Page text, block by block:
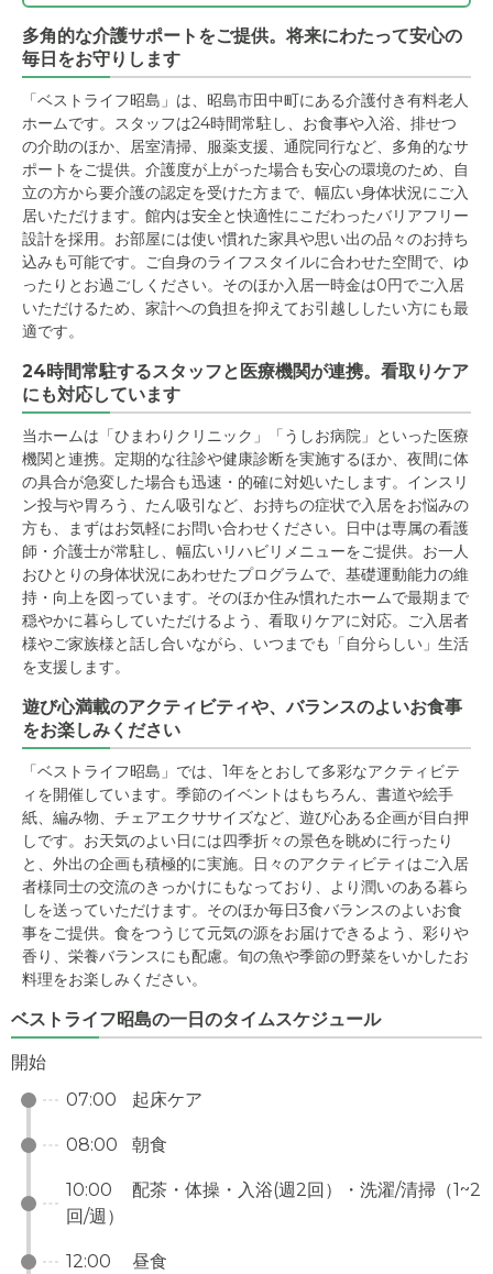
多角的な介護サポートをご提供。将来にわたって安心の
毎日をお守りします
「ベストライフ昭島」は、昭島市田中町にある介護付き有料老人
ホームです。スタッフは24時間常駐し、お食事や入浴、排せつ
の介助のほか、居室清掃、服薬支援、通院同行など、多角的なサ
ポートをご提供。介護度が上がった場合も安心の環境のため、自
立の方から要介護の認定を受けた方まで、幅広い身体状況にご入
居いただけます。館内は安全と快適性にこだわったバリアフリー
設計を採用。お部屋には使い慣れた家具や思い出の品々のお持ち
込みも可能です。ご自身のライフスタイルに合わせた空間で、ゆ
ったりとお過ごしください。そのほか入居一時金は0円でご入居
いただけるため、家計への負担を抑えてお引越ししたい方にも最
適です。
24時間常駐するスタッフと医療機関が連携。看取りケア
にも対応しています
当ホームは「ひまわりクリニック」「うしお病院」といった医療
機関と連携。定期的な往診や健康診断を実施するほか、夜間に体
の具合が急変した場合も迅速・的確に対処いたします。インスリ
ン投与や胃ろう、たん吸引など、お持ちの症状で入居をお悩みの
方も、まずはお気軽にお問い合わせください。日中は専属の看護
師・介護士が常駐し、幅広いリハビリメニューをご提供。お一人
おひとりの身体状況にあわせたプログラムで、基礎運動能力の維
持・向上を図っています。そのほか住み慣れたホームで最期まで
穏やかに暮らしていただけるよう、看取りケアに対応。ご入居者
様やご家族様と話し合いながら、いつまでも「自分らしい」生活
を支援します。
遊び心満載のアクティビティや、バランスのよいお食事
をお楽しみください
「ベストライフ昭島」では、1年をとおして多彩なアクティビテ
ィを開催しています。季節のイベントはもちろん、書道や絵手
紙、編み物、チェアエクササイズなど、遊び心ある企画が目白押
しです。お天気のよい日には四季折々の景色を眺めに行ったり
と、外出の企画も積極的に実施。日々のアクティビティはご入居
者様同士の交流のきっかけにもなっており、より潤いのある暮ら
しを送っていただけます。そのほか毎日3食バランスのよいお食
事をご提供。食をつうじて元気の源をお届けできるよう、彩りや
香り、栄養バランスにも配慮。旬の魚や季節の野菜をいかしたお
料理をお楽しみください。
ベストライフ昭島の一日のタイムスケジュール
開始
07:00
起床ケア
08:00 朝食
10:00
配茶・体操・入浴(週2回）・洗濯/清掃（1~2
回/週）
12:00 昼食